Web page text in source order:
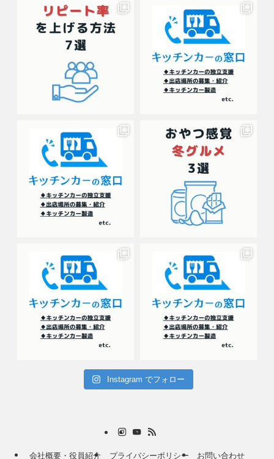
Instagram でフォロー
会社概要・役員紹介 プライバシーポリシー お問い合わせ